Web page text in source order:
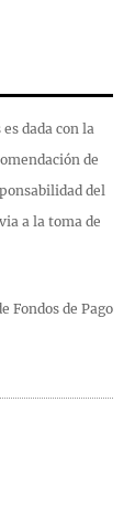
dada con la
de
del
a la toma de
Fondos de Pago